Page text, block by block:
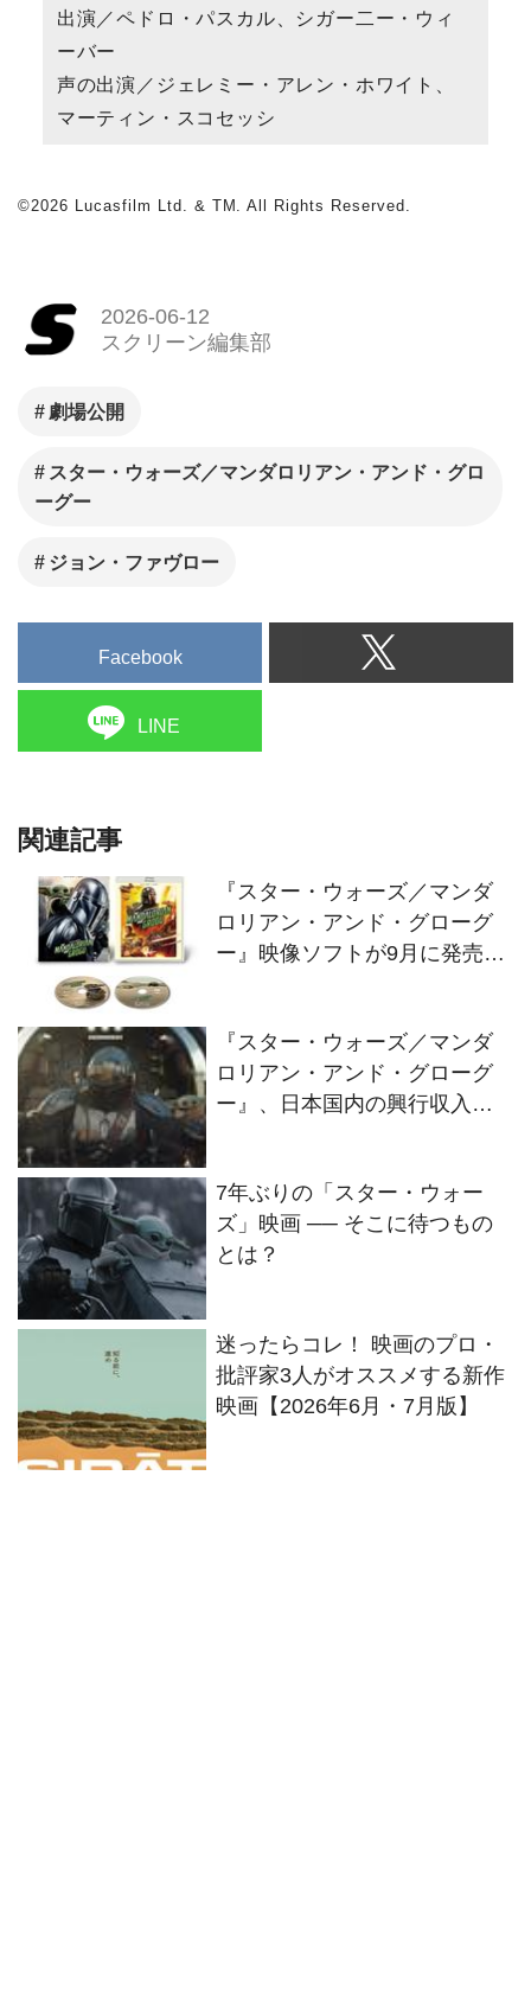
出演／ペドロ・パスカル、シガー二ー・ウィ
ーバー
声の出演／ジェレミー・アレン・ホワイト、
マーティン・スコセッシ
©2026 Lucasfilm Ltd. & TM. All Rights Reserved.
2026-06-12
スクリーン編集部
劇場公開
スター・ウォーズ／マンダロリアン・アンド・グロ
ーグー
ジョン・ファヴロー
Facebook
LINE
関連記事
『スター・ウォーズ／マンダ
ロリアン・アンド・グローグ
ー』映像ソフトが9月に発売！
『スター・ウォーズ／マンダ
ロリアン・アンド・グローグ
ー』、日本国内の興行収入が
7年ぶりの「スター・ウォー
ズ」映画 ── そこに待つもの
とは？
迷ったらコレ！ 映画のプロ・
批評家3人がオススメする新作
映画【2026年6月・7月版】